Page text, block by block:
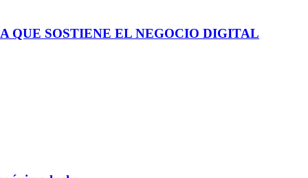
QUE SOSTIENE EL NEGOCIO DIGITAL